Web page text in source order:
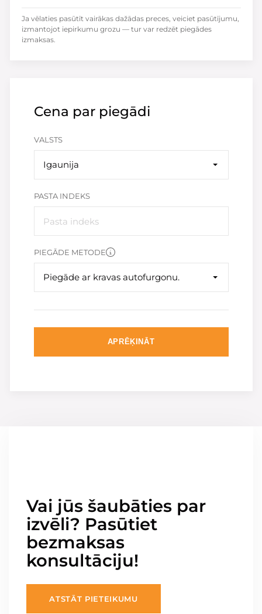
Cena par piegādi
VALSTS
Igaunija
PASTA INDEKS
PIEGĀDE METODE
Piegāde ar kravas autofurgonu.
APRĒĶINĀT
Ja vēlaties pasūtīt vairākas dažādas preces, veiciet pasūtījumu,
izmantojot iepirkumu grozu — tur var redzēt piegādes
izmaksas.
Vai jūs šaubāties par
izvēli? Pasūtiet
bezmaksas
konsultāciju!
ATSTĀT PIETEIKUMU